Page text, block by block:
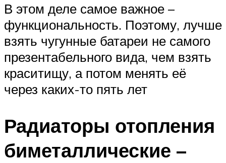
В этом деле самое важное –
функциональность. Поэтому, лучше
взять чугунные батареи не самого
презентабельного вида, чем взять
краситищу, а потом менять её
через каких-то пять лет
Радиаторы отопления
биметаллические –